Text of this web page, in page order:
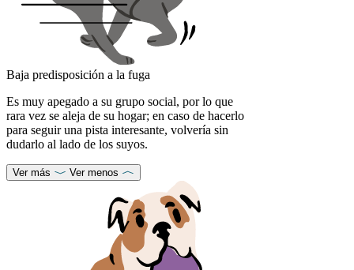
Baja predisposición a la fuga
Es muy apegado a su grupo social, por lo que
rara vez se aleja de su hogar; en caso de hacerlo
para seguir una pista interesante, volvería sin
dudarlo al lado de los suyos.
Ver más Ver menos